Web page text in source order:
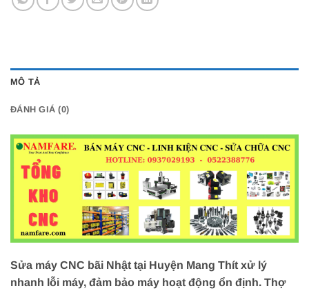
MÔ TẢ
ĐÁNH GIÁ (0)
Sửa máy CNC bãi Nhật tại Huyện Mang Thít xử lý
nhanh lỗi máy, đảm bảo máy hoạt động ổn định. Thợ